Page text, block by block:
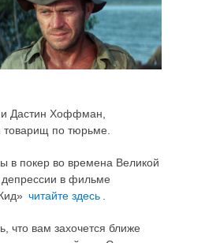
и Дастин Хоффман,
товарищ по тюрьме.
в покер во времена Великой
в фильме
читайте здесь
что вам захочется ближе